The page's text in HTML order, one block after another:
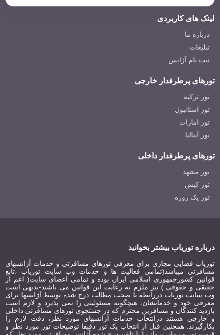
هتل النا وارنا بلغارستان
هتل شیپکا وارنا بلغارستان
لینک های کاربردی
درباره ما
تبلیغات
ثبت نام آژانس
تورهای پرطرفدار خارجی
تور ترکیه
تور استانبول
تور امارات
تور آنتالیا
تورهای پرطرفدار داخلی
تور مشهد
تور کیش
تور یک روزه
درباره توریاب بیشتر بخوانید
توریاب فضایی مجازی برای معرفی تورهای مسافرتی و خدمات آژانسهای
مسافرتی میباشد(تمامی فعالیت ها و خدمات وب سایت توریاب ،تابع
قوانین کشورجمهوری اسلامی ایران بوده و تمامی اعضای سایت( اعم از
حقیقی و حقوقی ) نیز ملزم به رعایت این قوانین می باشند-بدیهی است
وب سایت توریاب دررابطه با صحت مطالب درج شده توسط آژانسها برای
معرفی خود و خدماتشان، هیچگونه مسئولیتی را نمی پذیرد و لازم است
بازدید کنندگان و مسافرین محترم که در جستجوی تورهای مسافرتی داخلی
و خارجی هستند درانتخاب خدمات آژانسهای مورد نظر، دقت لازم را
بکارگیرند. همچنین قبل از انتخاب یک تور دقیقا توضیحات تور مورد نظر و